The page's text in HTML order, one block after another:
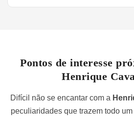
Pontos de interesse
Henrique
Difícil não se encantar com a
peculiaridades que trazem todo